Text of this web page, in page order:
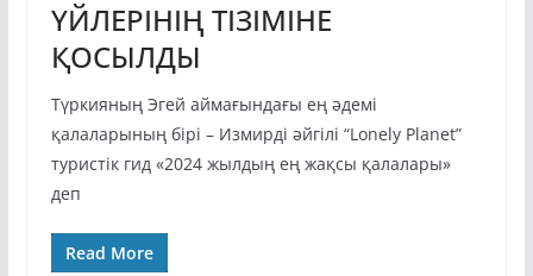
ҮЙЛЕРІНІҢ ТІЗІМІНЕ
ҚОСЫЛДЫ
Түркияның Эгей аймағындағы ең әдемі
қалаларының бірі – Измирді әйгілі “Lonely Planet”
туристік гид «2024 жылдың ең жақсы қалалары»
деп
Read More